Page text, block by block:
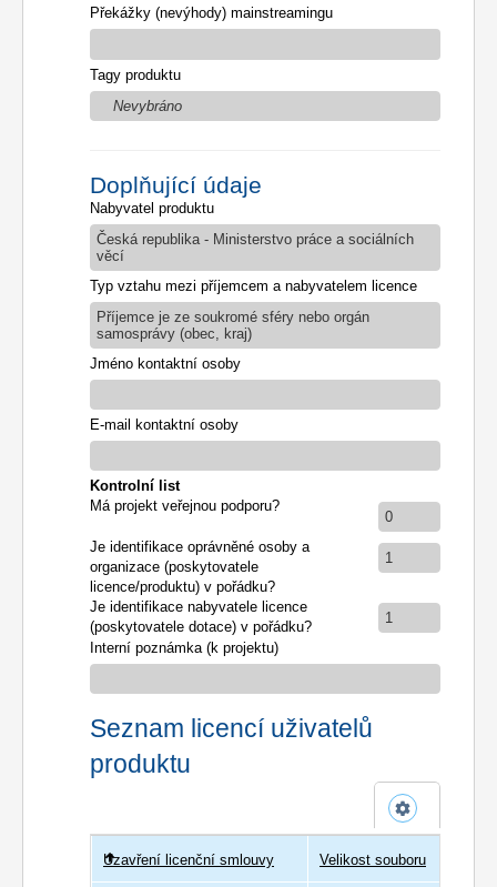
Překážky (nevýhody) mainstreamingu
Tagy produktu
Nevybráno
Doplňující údaje
Nabyvatel produktu
Česká republika - Ministerstvo práce a sociálních
věcí
Typ vztahu mezi příjemcem a nabyvatelem licence
Příjemce je ze soukromé sféry nebo orgán
samosprávy (obec, kraj)
Jméno kontaktní osoby
E-mail kontaktní osoby
Kontrolní list
Má projekt veřejnou podporu?
0
Je identifikace oprávněné osoby a
organizace (poskytovatele
licence/produktu) v pořádku?
1
Je identifikace nabyvatele licence
(poskytovatele dotace) v pořádku?
1
Interní poznámka (k projektu)
Seznam licencí uživatelů
produktu
Uživatel
Uzavření licenční smlouvy Velikost souboru